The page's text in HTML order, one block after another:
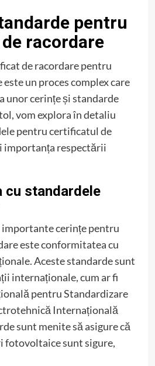
pentru
racordare
de racordare pentru
un proces complex care
unor cerințe și standarde
vom explora în detaliu
pentru certificatul de
importanța respectării
cu standardele
cerințe pentru
este conformitatea cu
Aceste standarde sunt
internaționale, cum ar fi
pentru Standardizare
Internațională
sunt menite să asigure că
fotovoltaice sunt sigure,